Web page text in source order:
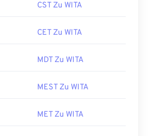
CST Zu WITA
CET Zu WITA
MDT Zu WITA
MEST Zu WITA
MET Zu WITA